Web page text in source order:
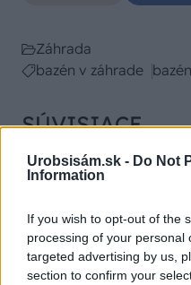
Urobsisám.sk - Do Not
Information
If you wish to opt-out of the
processing of your personal
targeted advertising by us,
section to confirm your
Záhrada
bazén v záhrade
SÚVISIACE